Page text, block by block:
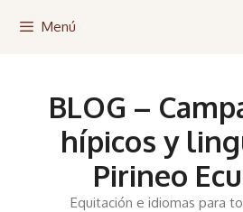
Menú
BLOG –
hípicos y
Pirineo
Equitación e idiomas para